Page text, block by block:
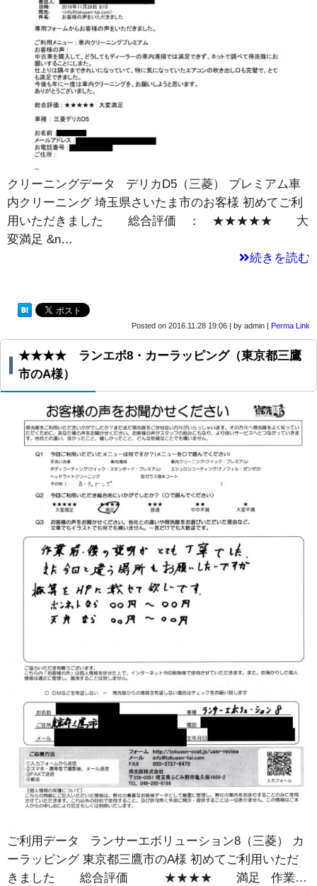
クリーニングデータ デリカD5（三菱） プレミアム車
内クリーニング 埼玉県さいたま市のお客様 初めてご利
用いただきました 総合評価 ： ★★★★★ 大
変満足 &n…
続きを読む
Posted on 2016.11.28 19:06 | by admin | Perma Link
★★★★ ランエボ8・カーラッピング（東京都三鷹
市のA様）
ご利用データ ランサーエボリューション8（三菱） カ
ーラッピング 東京都三鷹市のA様 初めてご利用いただ
きました 総合評価 ★★★★ 満足 作業…